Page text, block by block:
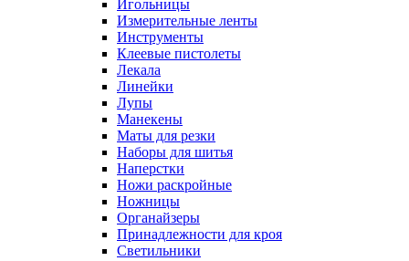
Игольницы
Измерительные ленты
Инструменты
Клеевые пистолеты
Лекала
Линейки
Лупы
Манекены
Маты для резки
Наборы для шитья
Наперстки
Ножи раскройные
Ножницы
Органайзеры
Принадлежности для кроя
Светильники